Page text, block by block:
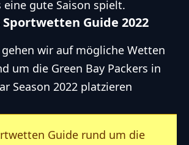
eine gute Saison spielt.
Sportwetten Guide 2022
wir auf mögliche Wetten
um die Green Bay Packers in
Season 2022 platzieren
Guide rund um die